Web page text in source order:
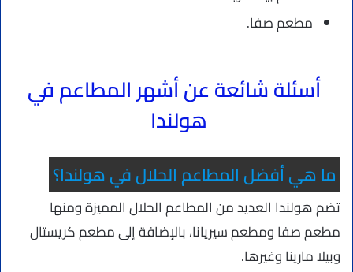
مطعم صفا.
أسئلة شائعة عن أشهر المطاعم في
هولندا
ما هي أفضل المطاعم الحلال في هولندا؟
تضم هولندا العديد من المطاعم الحلال المميزة ومنها
مطعم صفا ومطعم سيريانا، بالإضافة إلى مطعم كريستال
وبيلا مارينا وغيرها.